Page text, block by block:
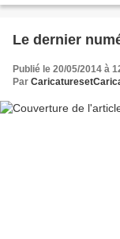
Le dernier
Publié le 20/05/2014 à
Par